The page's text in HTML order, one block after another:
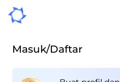
Masuk/Daftar